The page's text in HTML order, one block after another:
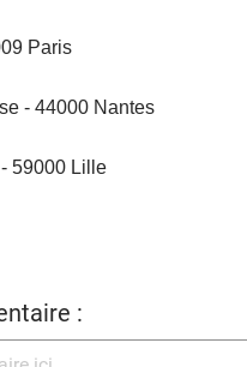
Paris
- 44000 Nantes
59000 Lille
: